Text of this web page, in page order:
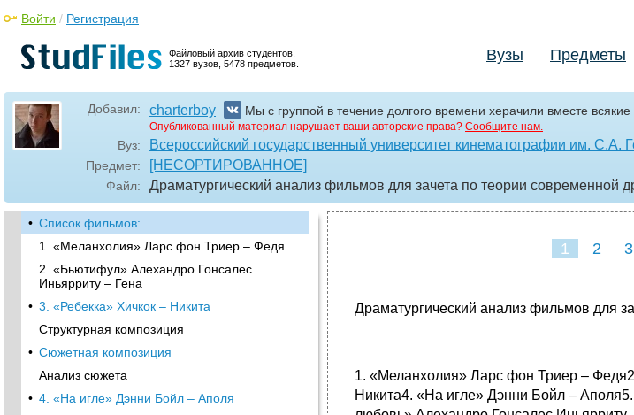
Файловый архив студентов.
1327 вузов, 5478 предметов.
Войти / Регистрация
Вузы Предметы
Добавил: charterboy Мы с группой в течение долгого времени херачили вместе
Опубликованный материал нарушает ваши авторские права? Сообщите нам.
Вуз: Всероссийский государственный университет кинематографии им. С.А.
Предмет: [НЕСОРТИРОВАННОЕ]
Файл: Драматургический анализ фильмов для зачета по теории современной
• Список фильмов:
1. «Меланхолия» Ларс фон Триер – Федя
2. «Бьютифул» Алехандро Гонсалес
Иньярриту – Гена
• 3. «Ребекка» Хичкок – Никита
Структурная композиция
• Сюжетная композиция
Анализ сюжета
• 4. «На игле» Дэнни Бойл – Аполя
1 2 3
Драматургический анализ фильмов для
1. «Меланхолия» Ларс фон Триер –
Никита4. «На игле» Дэнни Бойл –